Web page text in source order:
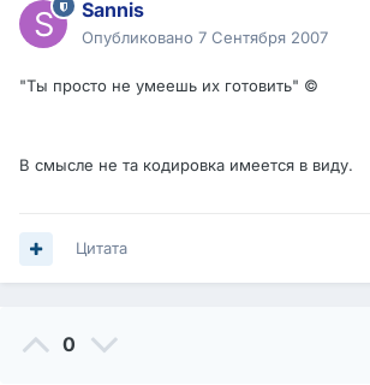
Sannis
Опубликовано 7 Сентября 2007
"Ты просто не умеешь их готовить" ©
В смысле не та кодировка имеется в виду.
Цитата
0